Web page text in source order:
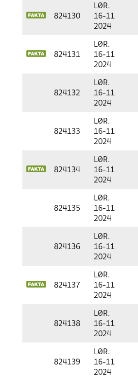
824130
LØR.
16-11
2024
824131
LØR.
16-11
2024
824132
LØR.
16-11
2024
824133
LØR.
16-11
2024
824134
LØR.
16-11
2024
824135
LØR.
16-11
2024
824136
LØR.
16-11
2024
824137
LØR.
16-11
2024
824138
LØR.
16-11
2024
824139
LØR.
16-11
2024